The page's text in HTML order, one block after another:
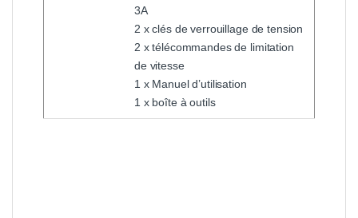
3A
2 x clés de verrouillage de tension
2 x télécommandes de limitation
de vitesse
1 x Manuel d’utilisation
1 x boîte à outils